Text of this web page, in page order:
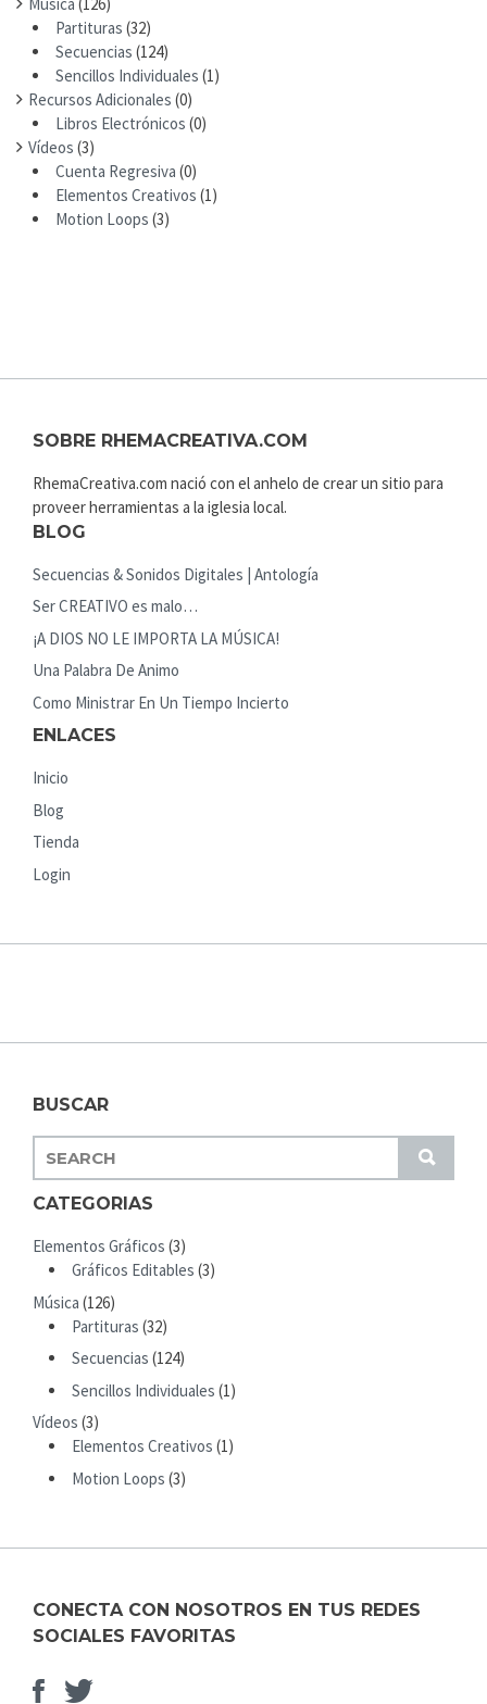
Partituras (32)
Secuencias (124)
Sencillos Individuales (1)
Recursos Adicionales (0)
Libros Electrónicos (0)
Vídeos (3)
Cuenta Regresiva (0)
Elementos Creativos (1)
Motion Loops (3)
SOBRE RHEMACREATIVA.COM
RhemaCreativa.com nació con el anhelo de crear un sitio para
proveer herramientas a la iglesia local.
BLOG
Secuencias & Sonidos Digitales | Antología
Ser CREATIVO es malo…
¡A DIOS NO LE IMPORTA LA MÚSICA!
Una Palabra De Animo
Como Ministrar En Un Tiempo Incierto
ENLACES
Inicio
Blog
Tienda
Login
BUSCAR
S
U
E
A
C
F
CATEGORIAS
Elementos Gráficos (3)
Gráficos Editables (3)
Música (126)
Partituras (32)
Secuencias (124)
Sencillos Individuales (1)
Vídeos (3)
Elementos Creativos (1)
Motion Loops (3)
CONECTA CON NOSOTROS EN TUS REDES
SOCIALES FAVORITAS
Facebook
Elemento